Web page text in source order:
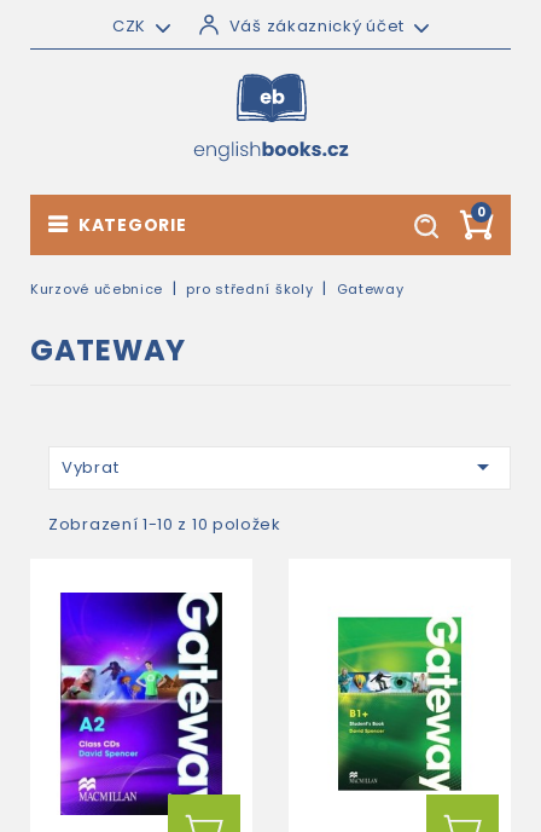
CZK Váš zákaznický účet
0
KATEGORIE
Kurzové učebnice pro střední školy Gateway
GATEWAY
Vybrat 
Zobrazení 1-10 z 10 položek